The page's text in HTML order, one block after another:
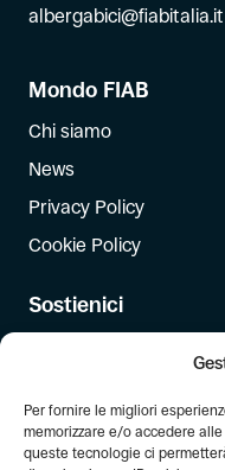
Per fornire le migliori
memorizzare e/o accedere
queste tecnologie ci
albergabici@fiabitalia.it
Mondo FIAB
Chi siamo
News
Privacy Policy
Cookie Policy
Sostienici
Dona il 5 per mille